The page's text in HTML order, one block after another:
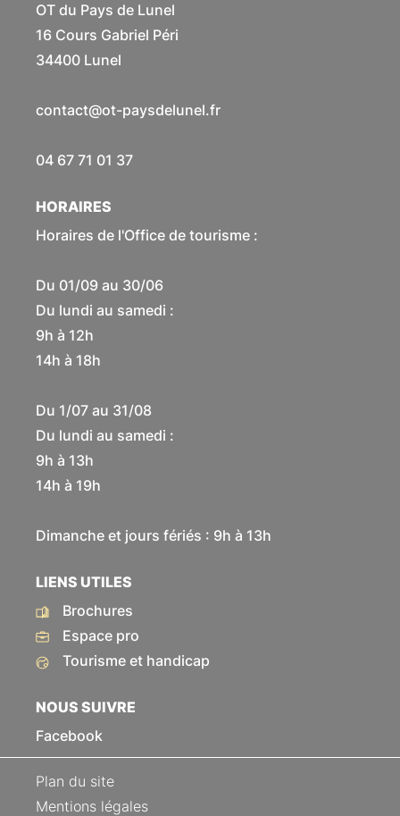
OT du Pays de Lunel
16 Cours Gabriel Péri
34400 Lunel
contact@ot-paysdelunel.fr
04 67 71 01 37
HORAIRES
Horaires de l'Office de tourisme :
Du 01/09 au 30/06
Du lundi au samedi :
9h à 12h
14h à 18h
Du 1/07 au 31/08
Du lundi au samedi :
9h à 13h
14h à 19h
Dimanche et jours fériés : 9h à 13h
LIENS UTILES
Brochures
Espace pro
Tourisme et handicap
NOUS SUIVRE
Facebook
Plan du site
Mentions légales